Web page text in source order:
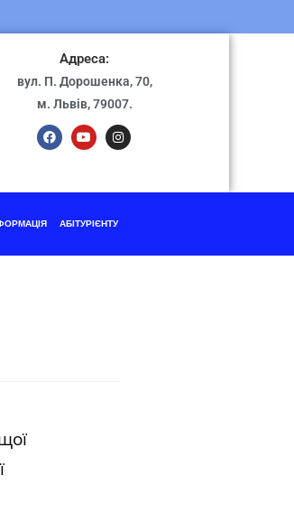
Адреса:
вул. П. Дорошенка, 70,
м. Львів, 79007.
АБІТУРІЄНТУ